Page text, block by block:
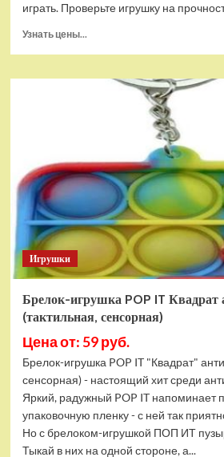
играть. Проверьте игрушку на
Узнать цены...
Тянущаяся
Паук
Водная
Игрушки
Брелок-игрушка POP IT Квадрат
(тактильная, сенсорная)
Цена от: 59 руб.
Брелок-игрушка POP IT "Квадрат"
сенсорная) - настоящий хит среди
Яркий, радужный POP IT напоминает
упаковочную пленку - с ней так
Но с брелоком-игрушкой ПОП ИТ
Тыкай в них на одной стороне, а...